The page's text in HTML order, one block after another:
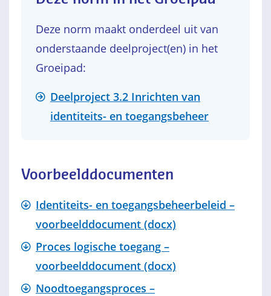
Deze norm maakt onderdeel uit van
onderstaande deelproject(en) in het
Groeipad:
Deelproject 3.2 Inrichten van
identiteits- en toegangsbeheer
Voorbeelddocumenten
Identiteits- en toegangsbeheerbeleid –
voorbeelddocument (docx)
Proces logische toegang –
voorbeelddocument (docx)
Noodtoegangsproces –